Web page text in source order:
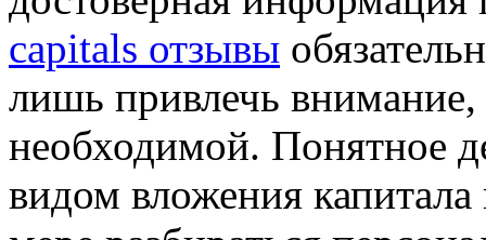
capitals отзывы
лишь привлечь внимание,
необходимой. Понятное
видом вложения